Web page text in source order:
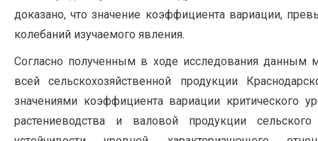
доказано, что значение коэффициента вариации,
колебаний изучаемого явления.
Согласно полученным в ходе исследования данным
всей сельскохозяйственной продукции
значениями коэффициента вариации критического
растениеводства и валовой продукции